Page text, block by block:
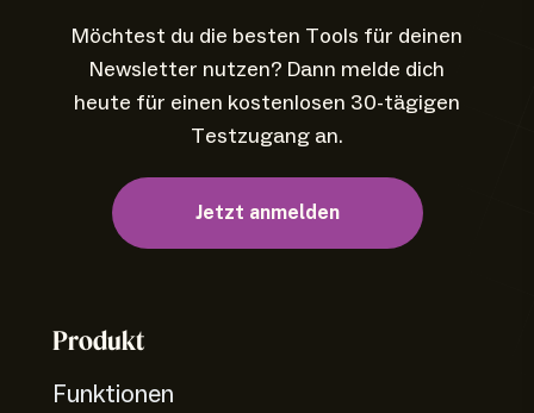
Möchtest du die besten Tools für deinen
Newsletter nutzen? Dann melde dich
heute für einen kostenlosen 30-tägigen
Testzugang an.
Jetzt anmelden
Produkt
Funktionen